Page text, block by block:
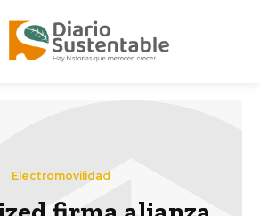
Electromovilidad